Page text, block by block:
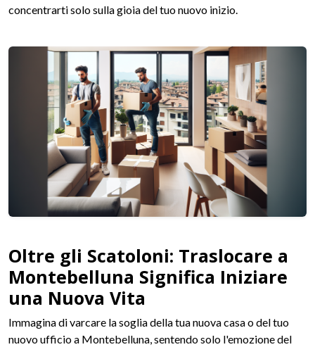
concentrarti solo sulla gioia del tuo nuovo inizio.
Oltre gli Scatoloni: Traslocare a
Montebelluna Significa Iniziare
una Nuova Vita
Immagina di varcare la soglia della tua nuova casa o del tuo
nuovo ufficio a Montebelluna, sentendo solo l'emozione del